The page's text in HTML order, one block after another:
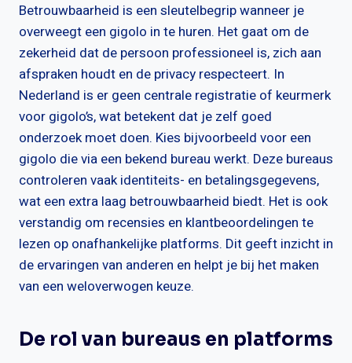
Betrouwbaarheid is een sleutelbegrip wanneer je
overweegt een gigolo in te huren. Het gaat om de
zekerheid dat de persoon professioneel is, zich aan
afspraken houdt en de privacy respecteert. In
Nederland is er geen centrale registratie of keurmerk
voor gigolo’s, wat betekent dat je zelf goed
onderzoek moet doen. Kies bijvoorbeeld voor een
gigolo die via een bekend bureau werkt. Deze bureaus
controleren vaak identiteits- en betalingsgegevens,
wat een extra laag betrouwbaarheid biedt. Het is ook
verstandig om recensies en klantbeoordelingen te
lezen op onafhankelijke platforms. Dit geeft inzicht in
de ervaringen van anderen en helpt je bij het maken
van een weloverwogen keuze.
De rol van bureaus en platforms